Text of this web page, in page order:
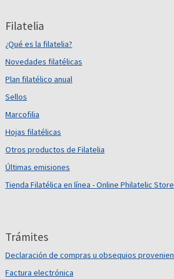
Filatelia
¿Qué es la filatelia?
Novedades filatélicas
Plan filatélico anual
Sellos
Marcofilia
Hojas filatélicas
Otros productos de Filatelia
Últimas emisiones
Tienda Filatélica en línea - Online Philatelic Store
Trámites
Declaración de compras u obsequios
Factura electrónica